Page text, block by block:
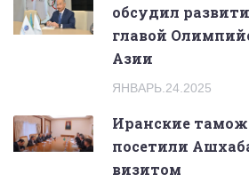
обсудил
главой
Азии
ЯНВАРЬ.24.2025
Иранские
посетили
визитом